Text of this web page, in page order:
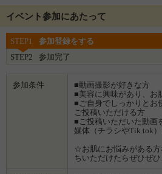
イベント参加にあたって
STEP1
参加登録をする
STEP2
参加完了
参加条件
■動画撮影が好きな方
■美容に興味があり、お
■ご自身でしっかりとお
ご投稿いただける方
■ご投稿いただいた動画
媒体（チラシやTik tok
☆お肌にお悩みがある
ちいただけたらぜひぜ